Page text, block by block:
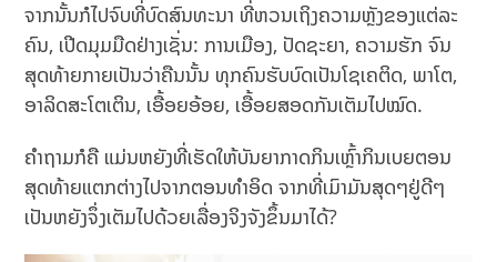
ຈາກນັ້ນກໍໄປຈົບທີ່ບົດສົນທະນາ ທີ່ຫວນເຖິງຄວາມຫຼັງຂອງແຕ່ລະ
ຄົນ, ເປີດມຸມມືດຢ່າງເຊັ່ນ: ການເມືອງ, ປັດຊະຍາ, ຄວາມຮັກ ຈົນ
ສຸດທ້າຍກາຍເປັນວ່າຄືນນັ້ນ ທຸກຄົນຮັບບົດເປັນໂຊເຄຕິດ, ພາໂຕ,
ອາລິດສະໂຕເຕິນ, ເອື້ອຍອ້ອຍ, ເອື້ອຍສອດກັນເຕັມໄປໝົດ.
ຄຳຖາມກໍຄື ແມ່ນຫຍັງທີ່ເຮັດໃຫ້ບັນຍາກາດກິນເຫຼົ້າກິນເບຍຕອນ
ສຸດທ້າຍແຕກຕ່າງໄປຈາກຕອນທໍາອິດ ຈາກທີ່ເມົາມັນສຸດໆຢູ່ດີໆ
ເປັນຫຍັງຈຶ່ງເຕັມໄປດ້ວຍເລື່ອງຈິງຈັງຂຶ້ນມາໄດ້?